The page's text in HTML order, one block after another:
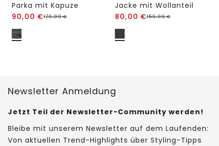
Parka mit Kapuze
90,00 €179,99€
Jacke mit Wollanteil
80,00 €159,99€
Newsletter Anmeldung
Jetzt Teil der Newsletter-Community werden!
Bleibe mit unserem Newsletter auf dem Laufenden:
Von aktuellen Trend-Highlights über Styling-Tipps